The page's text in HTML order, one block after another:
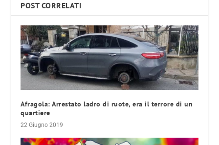
POST CORRELATI
Afragola: Arrestato ladro di ruote, era il terrore di un
quartiere
22 Giugno 2019